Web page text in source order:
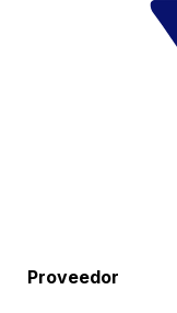
Proveedor